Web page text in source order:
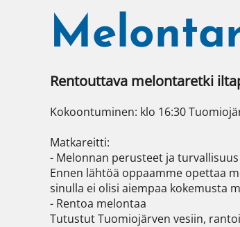
Rentouttava melontaretki
Kokoontuminen: klo 16:30
Matkareitti:
- Melonnan perusteet ja turvallisuus
Ennen lähtöä oppaamme opettaa
sinulla ei olisi aiempaa kokemusta
- Rentoa melontaa
Tutustut Tuomiojärven vesiin,